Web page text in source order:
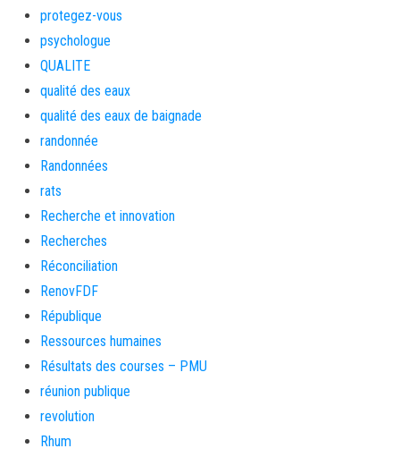
protegez-vous
psychologue
QUALITE
qualité des eaux
qualité des eaux de baignade
randonnée
Randonnées
rats
Recherche et innovation
Recherches
Réconciliation
RenovFDF
République
Ressources humaines
Résultats des courses – PMU
réunion publique
revolution
Rhum